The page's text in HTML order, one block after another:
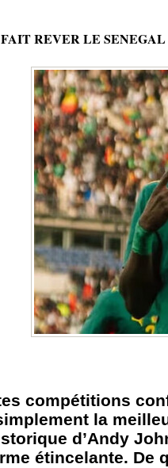
REVER LE SENEGAL
compétitions
la
d’Andy
étincelante.